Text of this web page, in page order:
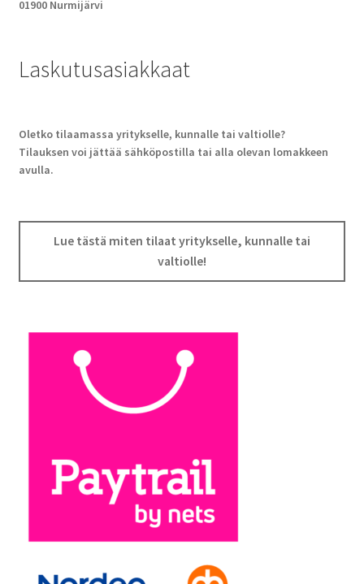
01900 Nurmijärvi
Laskutusasiakkaat
Oletko tilaamassa yritykselle, kunnalle tai valtiolle?
Tilauksen voi jättää sähköpostilla tai alla olevan lomakkeen
avulla.
Lue tästä miten tilaat yritykselle, kunnalle tai
valtiolle!